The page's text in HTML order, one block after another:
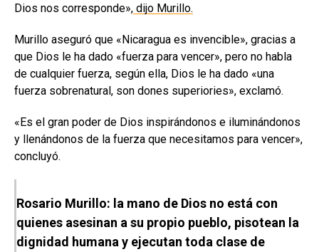
Dios nos corresponde», dijo Murillo.
Murillo aseguró que «Nicaragua es invencible», gracias a
que Dios le ha dado «fuerza para vencer», pero no habla
de cualquier fuerza, según ella, Dios le ha dado «una
fuerza sobrenatural, son dones superiories», exclamó.
«Es el gran poder de Dios inspirándonos e iluminándonos
y llenándonos de la fuerza que necesitamos para vencer»,
concluyó.
Rosario Murillo: la mano de Dios no está con
quienes asesinan a su propio pueblo, pisotean la
dignidad humana y ejecutan toda clase de